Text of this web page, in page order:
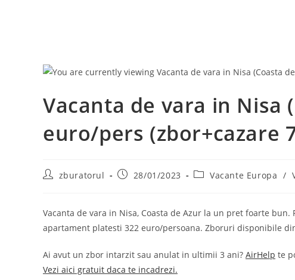
Vacanta de vara in Nisa
euro/pers (zbor+cazare
Postzburatorul
Post28/01/2023
PostVacante Europa /
Vacanta de vara in Nisa, Coasta de Azur la un pret foarte
apartament platesti 322 euro/persoana. Zboruri disponibile
Ai avut un zbor intarzit sau anulat in ultimii 3 ani? AirHelp te
Vezi aici gratuit daca te incadrezi.